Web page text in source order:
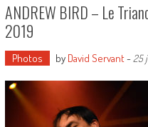
ANDREW BIRD – Le
2019
Photos by David Servant- 25